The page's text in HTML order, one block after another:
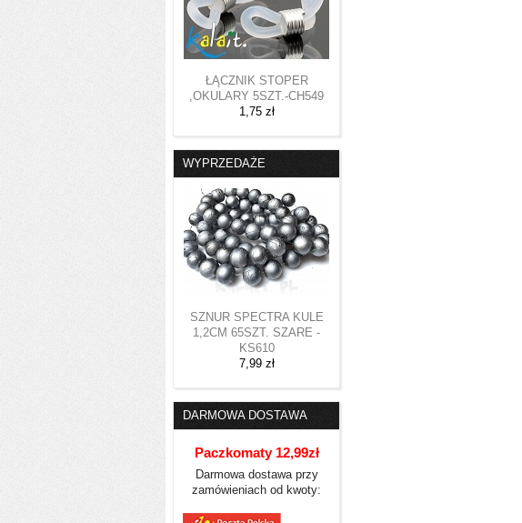
ŁĄCZNIK STOPER
,OKULARY 5SZT.-CH549
1,75 zł
WYPRZEDAŻE
SZNUR SPECTRA KULE
1,2CM 65SZT. SZARE -
KS610
7,99 zł
DARMOWA DOSTAWA
Paczkomaty 12,99zł
Darmowa dostawa przy
zamówieniach od kwoty: